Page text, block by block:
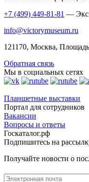
+7 (499) 449-81-81 —
info@victorymuseum.ru
121170, Москва,
Обратная связь
Мы в социальных сетях
Планшетные выставки
Портал для сотрудников
Вакансии
Вопросы и ответы
Госкаталог.рф
Подпишитесь на
Получайте новости о